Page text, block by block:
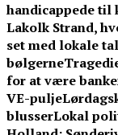
handicappede til
Lakolk Strand,
set med lokale
bølgerne
for at være
VE-pulje
blusserLokal